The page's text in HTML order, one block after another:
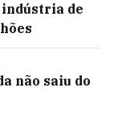
indústria de
não saiu do